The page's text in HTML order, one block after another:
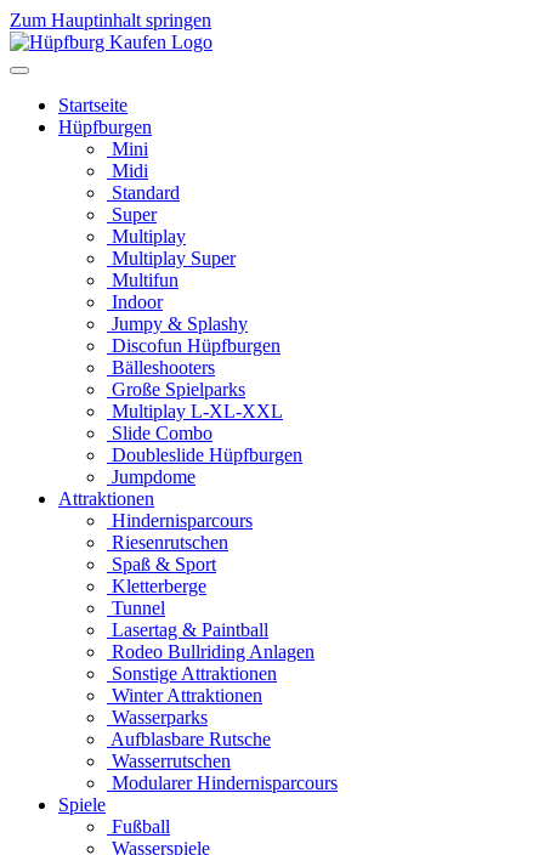
Zum Hauptinhalt springen
Startseite
Hüpfburgen
Mini
Midi
Standard
Super
Multiplay
Multiplay Super
Multifun
Indoor
Jumpy & Splashy
Discofun Hüpfburgen
Bälleshooters
Große Spielparks
Multiplay L-XL-XXL
Slide Combo
Doubleslide Hüpfburgen
Jumpdome
Attraktionen
Hindernisparcours
Riesenrutschen
Spaß & Sport
Kletterberge
Tunnel
Lasertag & Paintball
Rodeo Bullriding Anlagen
Sonstige Attraktionen
Winter Attraktionen
Wasserparks
Aufblasbare Rutsche
Wasserrutschen
Modularer Hindernisparcours
Spiele
Fußball
Wasserspiele